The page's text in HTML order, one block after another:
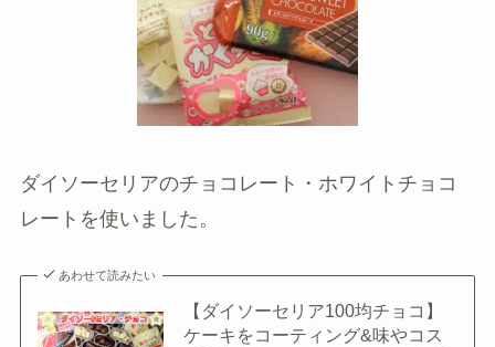
ダイソーセリアのチョコレート・ホワイトチョコ
レートを使いました。
あわせて読みたい
【ダイソーセリア100均チョコ】
ケーキをコーティング&味やコス